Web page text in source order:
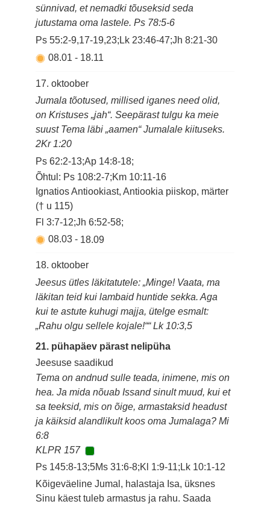
sünnivad, et nemadki tõuseksid seda
jutustama oma lastele. Ps 78:5-6
Ps 55:2-9,17-19,23;Lk 23:46-47;Jh 8:21-30
08.01- 18.11
17. oktoober
Jumala tõotused, millised iganes need olid,
on Kristuses „jah“. Seepärast tulgu ka meie
suust Tema läbi „aamen“ Jumalale kiituseks.
2Kr 1:20
Ps 62:2-13;Ap 14:8-18;
Õhtul: Ps 108:2-7;Km 10:11-16
Ignatios Antiookiast, Antiookia piiskop, märter
(† u 115)
Fl 3:7-12;Jh 6:52-58;
08.03- 18.09
18. oktoober
Jeesus ütles läkitatutele: „Minge! Vaata, ma
läkitan teid kui lambaid huntide sekka. Aga
kui te astute kuhugi majja, ütelge esmalt:
„Rahu olgu sellele kojale!““ Lk 10:3,5
21. pühapäev pärast nelipüha
Jeesuse saadikud
Tema on andnud sulle teada, inimene, mis on
hea. Ja mida nõuab Issand sinult muud, kui et
sa teeksid, mis on õige, armastaksid headust
ja käiksid alandlikult koos oma Jumalaga? Mi
6:8
KLPR 157
Ps 145:8-13;5Ms 31:6-8;Kl 1:9-11;Lk 10:1-12
Kõigeväeline Jumal, halastaja Isa, üksnes
Sinu käest tuleb armastus ja rahu. Saada